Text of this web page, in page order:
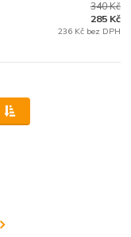
340 Kč
285 Kč
236 Kč bez DPH